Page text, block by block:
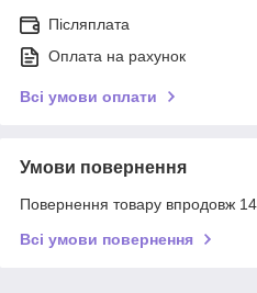
Післяплата
Оплата на рахунок
Всі умови оплати
Умови повернення
Повернення товару впродовж 14
Всі умови повернення